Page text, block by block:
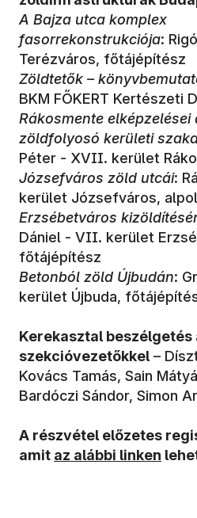
A Bajza utca komplex
fasorrekonstrukciója:
Terézváros, főtájépítész
Zöldtetők –
BKM FŐKERT Kertészeti
Rákosmente
zöldfolyosó kerületi
Péter - XVII. kerület
Józsefváros zöld utcái:
kerület Józsefváros,
Erzsébetváros
Dániel - VII. kerület
főtájépítész
Betonból zöld Újbudán:
kerület Újbuda,
Kerekasztal beszélgetés
szekcióvezetőkkel–
Kovács Tamás, Sain
Bardóczi Sándor, Simon
A részvétel előzetes
amit az alábbi linken